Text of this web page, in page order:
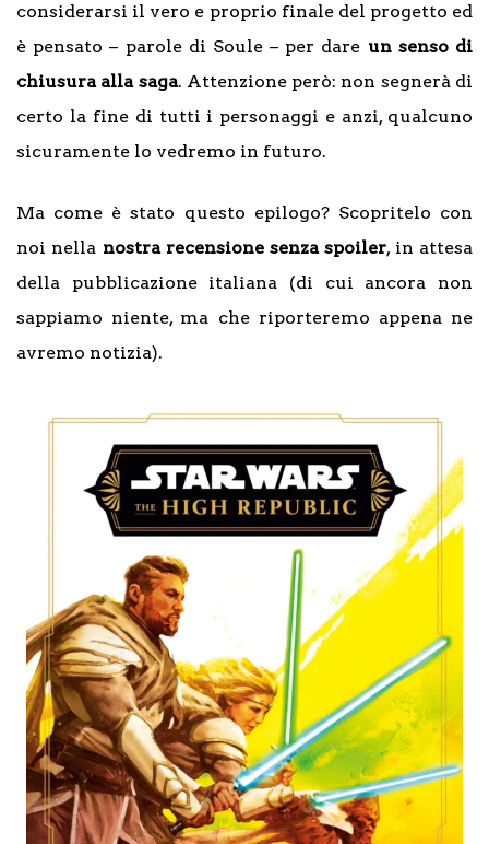
considerarsi il vero e proprio finale del progetto ed
è pensato – parole di Soule – per dare un senso di
chiusura alla saga. Attenzione però: non segnerà di
certo la fine di tutti i personaggi e anzi, qualcuno
sicuramente lo vedremo in futuro.
Ma come è stato questo epilogo? Scopritelo con
noi nella nostra recensione senza spoiler, in attesa
della pubblicazione italiana (di cui ancora non
sappiamo niente, ma che riporteremo appena ne
avremo notizia).